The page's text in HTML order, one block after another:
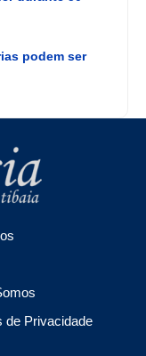
podem ser
de Privacidade